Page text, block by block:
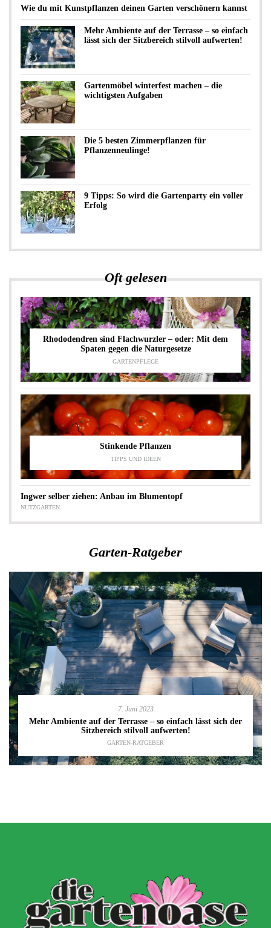
Wie du mit Kunstpflanzen deinen Garten verschönern kannst
Mehr Ambiente auf der Terrasse – so einfach
lässt sich der Sitzbereich stilvoll aufwerten!
Gartenmöbel winterfest machen – die
wichtigsten Aufgaben
Die 5 besten Zimmerpflanzen für
Pflanzenneulinge!
9 Tipps: So wird die Gartenparty ein voller
Erfolg
Oft gelesen
Rhododendren sind Flachwurzler – oder: Mit dem
Spaten gegen die Naturgesetze
GARTENPFLEGE
Stinkende Pflanzen
TIPPS UND IDEEN
Ingwer selber ziehen: Anbau im Blumentopf
NUTZGARTEN
Garten-Ratgeber
7. Juni 2023
Mehr Ambiente auf der Terrasse – so einfach lässt sich der
Sitzbereich stilvoll aufwerten!
GARTEN-RATGEBER